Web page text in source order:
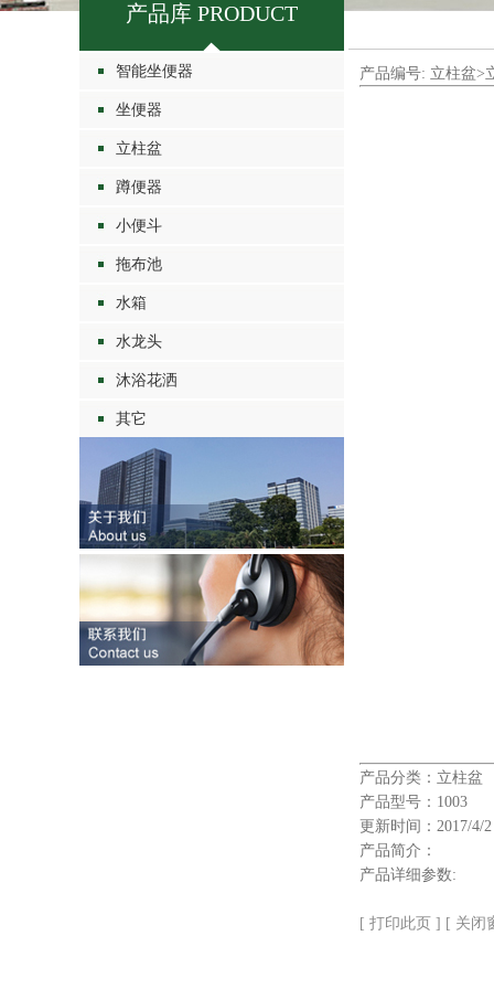
产品库 PRODUCT
智能坐便器
坐便器
立柱盆
蹲便器
小便斗
拖布池
水箱
水龙头
沐浴花洒
其它
产品编号: 立柱盆>
产品分类：立柱盆
产品型号：1003
更新时间：2017/4/2
产品简介：
产品详细参数:
[ 打印此页 ] [ 关闭